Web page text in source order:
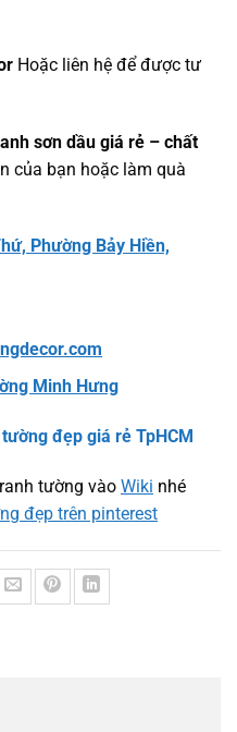
Hoặc liên hệ để được tư
sơn dầu giá rẻ – chất
của bạn hoặc làm quà
Phường Bảy Hiền,
Minh Hưng
đẹp giá rẻ TpHCM
tường vào Wiki nhé
đẹp trên pinterest